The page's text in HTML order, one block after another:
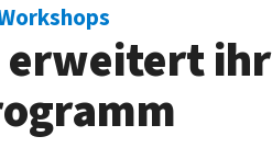
erweitert ihr